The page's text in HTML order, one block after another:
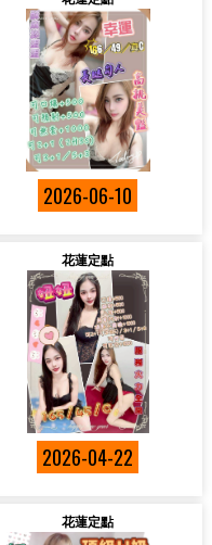
2026-06-10
花蓮定點
2026-04-22
花蓮定點